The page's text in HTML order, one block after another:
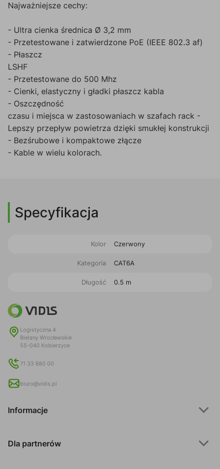
Najważniejsze cechy:
- Ultra cienka średnica Ø 3,2 mm
- Przetestowane i zatwierdzone PoE (IEEE 802.3 af)
- Płaszcz
LSHF
- Przetestowane do 500 Mhz
- Cienki, elastyczny i gładki płaszcz kabla
- Oszczędność
czasu i miejsca w zastosowaniach w szafach rack -
Lepszy przepływ powietrza dzięki smukłej konstrukcji
- Bezśrubowe i kompaktowe złącze
- Kable w wielu kolorach.
Specyfikacja
Kolor Czerwony
Kategoria CAT6A
Długość 0.5 m
Logistyczna 4
Bielany Wrocławskie
55-040 Kobierzyce
71 33 880 00
biuro@vidis.pl
Informacje
Dla partnerów